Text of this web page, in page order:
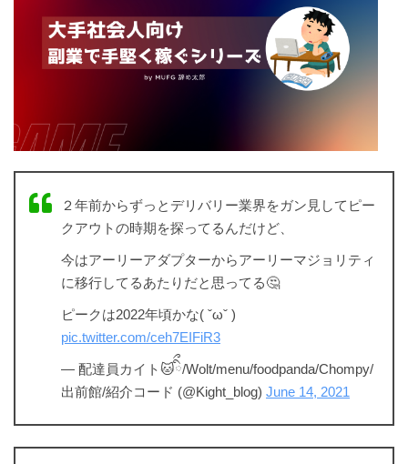
２年前からずっとデリバリー業界をガン見してピー
クアウトの時期を探ってるんだけど、
今はアーリーアダプターからアーリーマジョリティ
に移行してるあたりだと思ってる🤔
ピークは2022年頃かな( ˇωˇ )
pic.twitter.com/ceh7EIFiR3
— 配達員カイト🐱ིྀ/Wolt/menu/foodpanda/Chompy/
出前館/紹介コード (@Kight_blog) June 14, 2021